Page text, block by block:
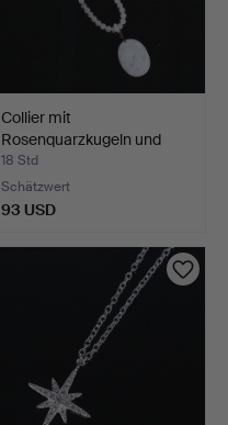
Collier mit
Rosenquarzkugeln und
Jadeanhän…
18 Std
Schätzwert
93 USD